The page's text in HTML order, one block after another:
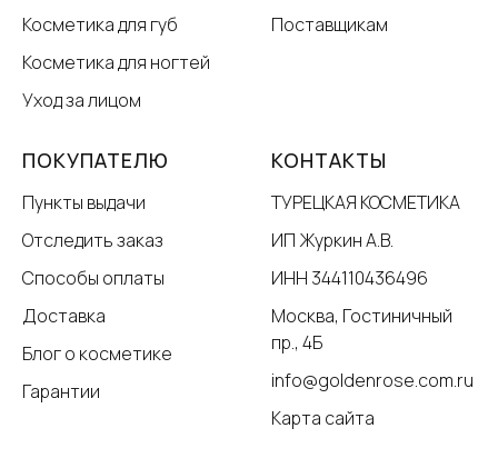
Косметика для губ
Косметика для ногтей
Уход за лицом
Поставщикам
ПОКУПАТЕЛЮ
Пункты выдачи
Отследить заказ
Способы оплаты
Доставка
Блог о косметике
Гарантии
КОНТАКТЫ
ТУРЕЦКАЯ КОСМЕТИКА
ИП Журкин А.В.
ИНН 344110436496
Москва, Гостиничный
пр., 4Б
info@goldenrose.com.ru
Карта сайта